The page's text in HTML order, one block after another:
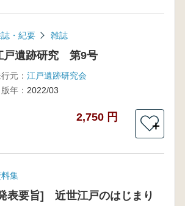
・紀要 雑誌
戸遺跡研究 第9号
元： 江戸遺跡研究会
年： 2022/03
2,750 円
＋
料集
表要旨] 近世江戸のはじまり